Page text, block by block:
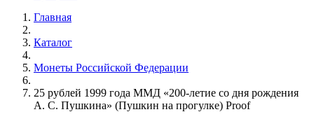
Главная
Каталог
Монеты Российской Федерации
25 рублей 1999 года ММД «200-летие со дня рождения
А. С. Пушкина» (Пушкин на прогулке) Proof